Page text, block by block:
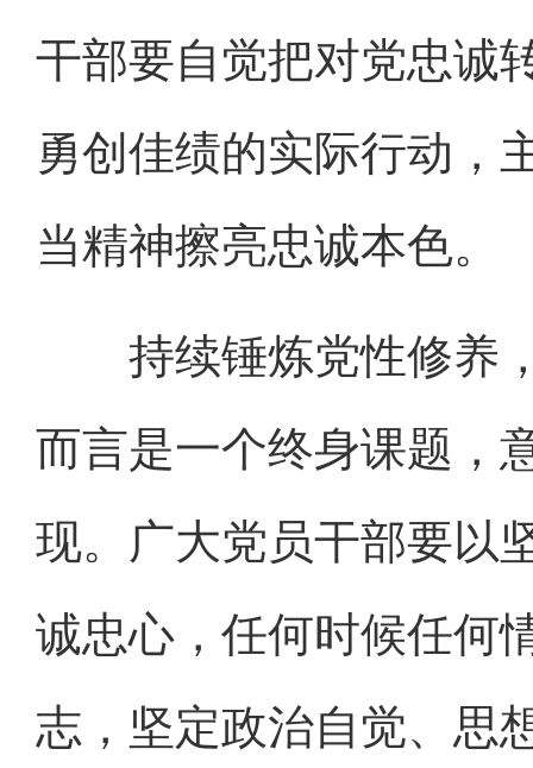
干部要自觉把对党忠诚
勇创佳绩的实际行动，
当精神擦亮忠诚本色。
持续锤炼党性修养，
而言是一个终身课题，
现。广大党员干部要以
诚忠心，任何时候任何
志，坚定政治自觉、思